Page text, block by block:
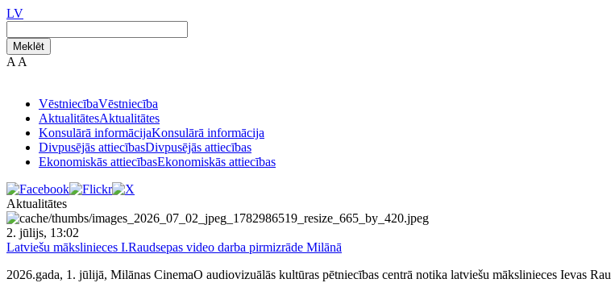
LV
Meklēt
A A
VēstniecībaVēstniecība
AktualitātesAktualitātes
Konsulārā informācijaKonsulārā informācija
Divpusējās attiecībasDivpusējās attiecības
Ekonomiskās attiecībasEkonomiskās attiecības
Aktualitātes
2. jūlijs, 13:02
Latviešu mākslinieces I.Raudsepas video darba pirmizrāde Milānā
2026.gada, 1. jūlijā, Milānas CinemaO audiovizuālās kultūras pētniecības centrā notika latviešu mākslinieces Ievas